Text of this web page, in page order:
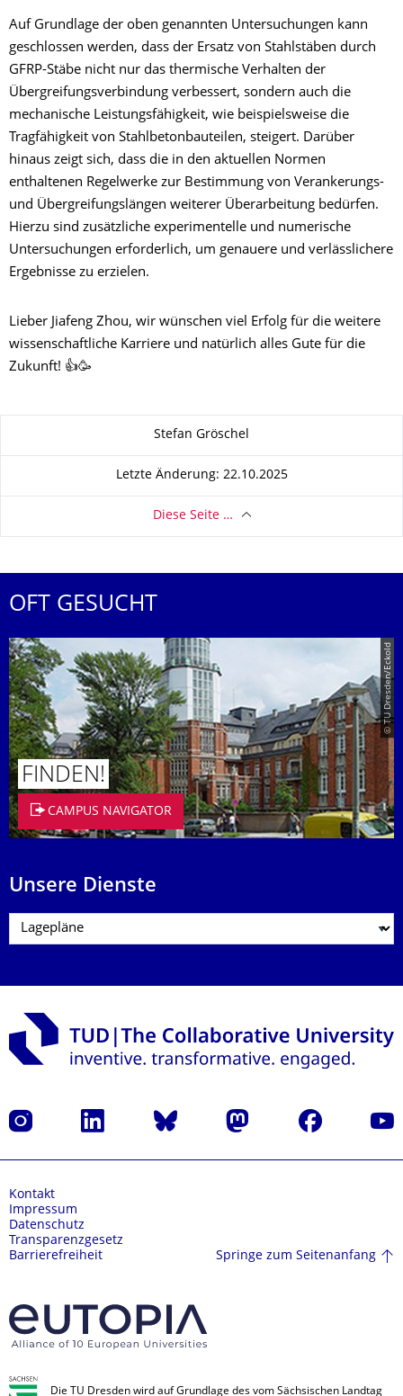
Auf Grundlage der oben genannten Untersuchungen kann
geschlossen werden, dass der Ersatz von Stahlstäben durch
GFRP-Stäbe nicht nur das thermische Verhalten der
Übergreifungsverbindung verbessert, sondern auch die
mechanische Leistungsfähigkeit, wie beispielsweise die
Tragfähigkeit von Stahlbetonbauteilen, steigert. Darüber
hinaus zeigt sich, dass die in den aktuellen Normen
enthaltenen Regelwerke zur Bestimmung von Verankerungs-
und Übergreifungslängen weiterer Überarbeitung bedürfen.
Hierzu sind zusätzliche experimentelle und numerische
Untersuchungen erforderlich, um genauere und verlässlichere
Ergebnisse zu erzielen.
Lieber Jiafeng Zhou, wir wünschen viel Erfolg für die weitere
wissenschaftliche Karriere und natürlich alles Gute für die
Zukunft! 👍🥳
Stefan Gröschel
Letzte Änderung: 22.10.2025
Diese Seite …
OFT GESUCHT
© TU Dresden/Eckold
FINDEN!
CAMPUS NAVIGATOR
Unsere Dienste
Instagram LinkedIn Bluesky Mastodon Facebook
Kontakt
Impressum
Datenschutz
Transparenzgesetz
Barrierefreiheit
Springe zum Seitenanfang
Die TU Dresden wird auf Grundlage des vom Sächsischen Landtag